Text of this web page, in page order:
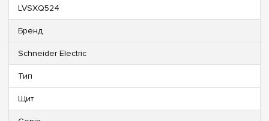
LVSXQ524
Бренд
Schneider Electric
Тип
Щит